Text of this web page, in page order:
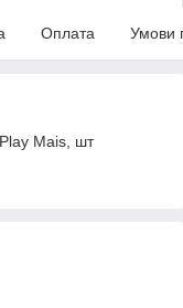
Оплата Умови
Mais, шт